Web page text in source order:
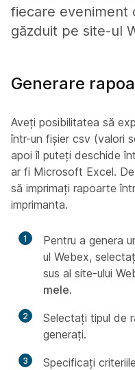
fiecare eveniment
găzduit pe site-ul
Generare
Aveți posibilitatea să
într-un fișier csv (valori
apoi îl puteți deschide
ar fi Microsoft Excel.
să imprimați rapoarte
imprimanta.
1
Pentru a genera
ul Webex,
sus al site-ului
mele.
2
Selectați tipul de
generați.
3
Specificați